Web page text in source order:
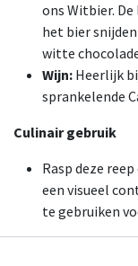
ons Witbier.
het bier
witte
Wijn: Heerlijk
sprankelende
Culinair gebruik
Rasp deze
een visueel
te gebruiken